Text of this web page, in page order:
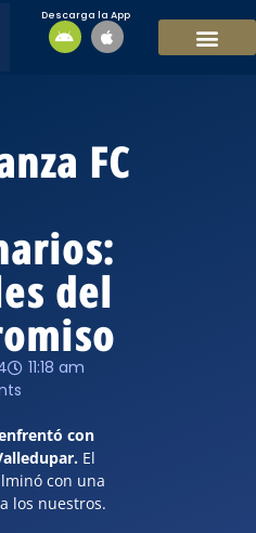
Descarga la App
FC
del
11:18 am
con
El
con una
los nuestros.